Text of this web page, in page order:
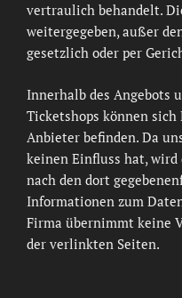
vertraulich behandelt.
weitergegeben, außer
gesetzlich oder per
Innerhalb des Angebots
Ticketshops können
Anbieter befinden. Da
keinen Einfluss hat, wird
nach den dort
Informationen zum
Firma übernimmt keine
der verlinkten Seiten.